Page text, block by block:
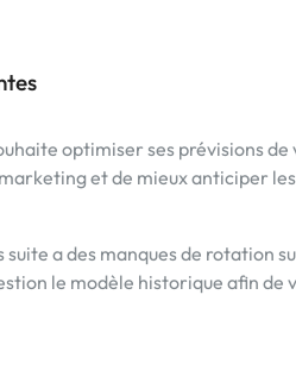
optimiser ses prévisions
et de mieux anticiper
a des manques de rotation
le modèle historique afin de